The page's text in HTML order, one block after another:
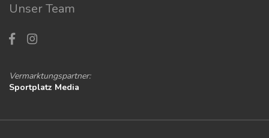
Unser Team
Vermarktungspartner:
Sportplatz Media